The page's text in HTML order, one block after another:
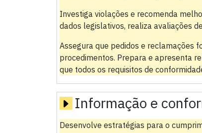
Investiga violações e recomenda
dados legislativos, realiza avaliações
Assegura que pedidos e reclamações
procedimentos. Prepara e apresenta
que todos os requisitos de
Informação e
Desenvolve estratégias para o